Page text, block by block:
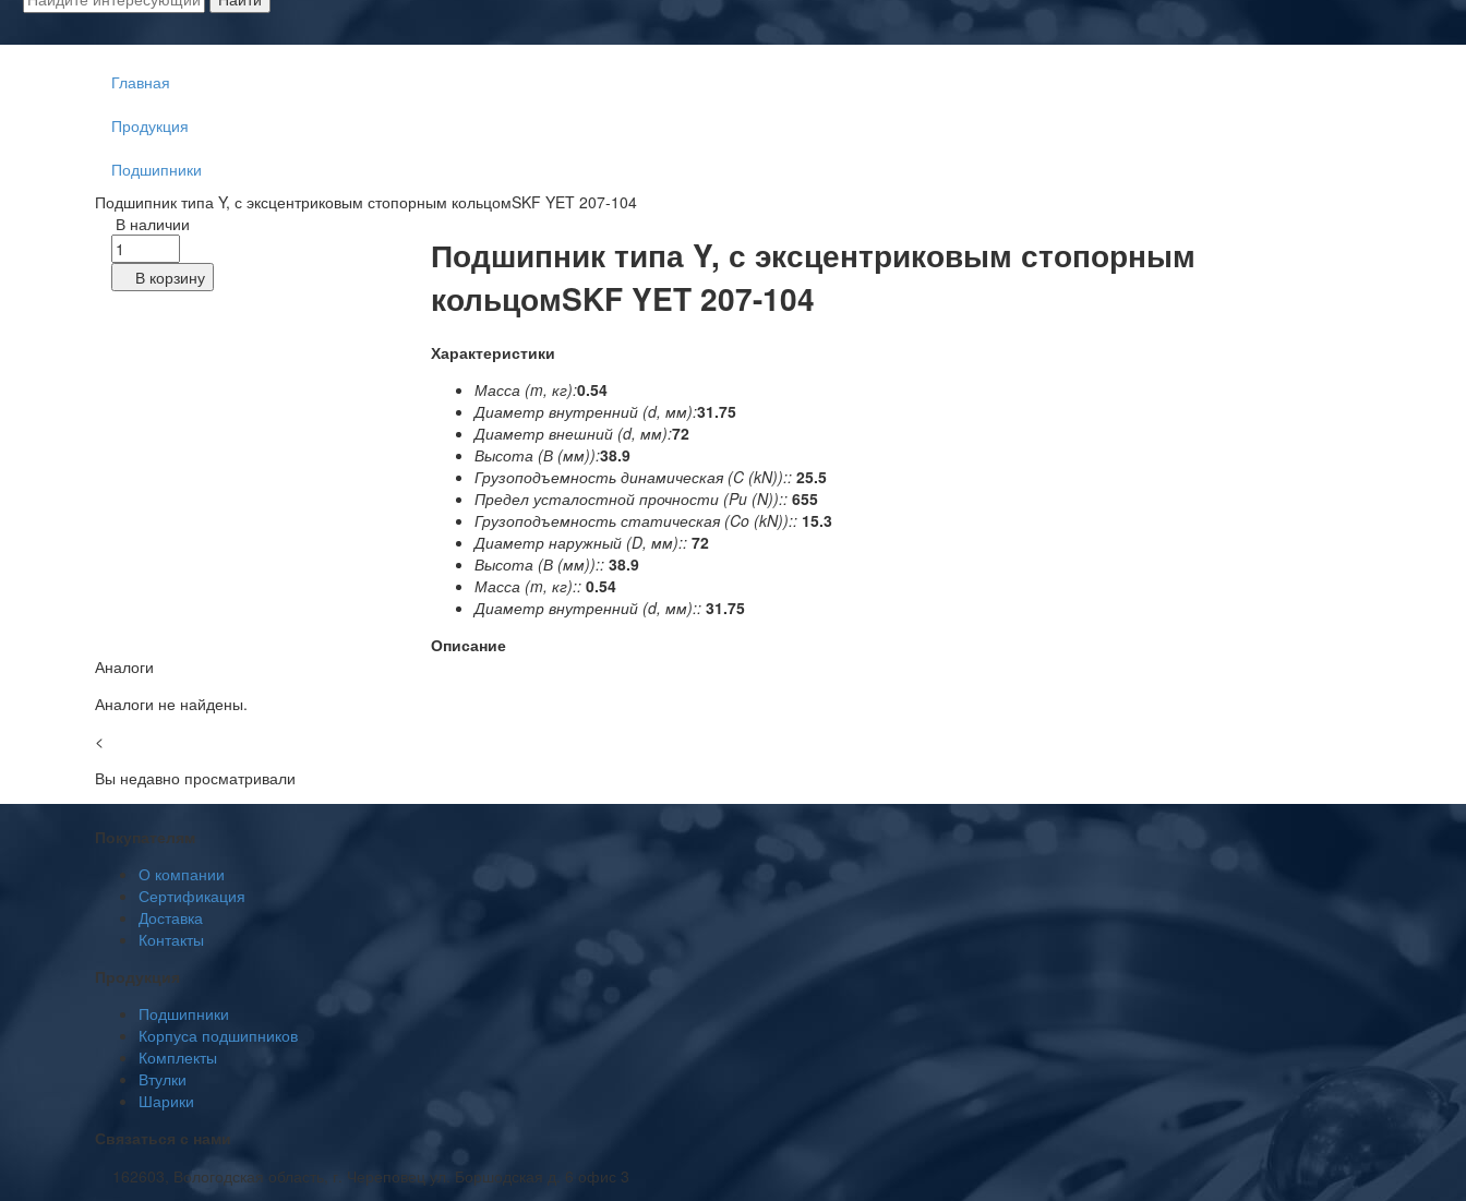
Главная
Продукция
Подшипники
Подшипник типа Y, с эксцентриковым стопорным кольцомSKF YET 207-104
В наличии
В корзину
Подшипник типа Y, с эксцентриковым стопорным
кольцомSKF YET 207-104
Характеристики
Масса (m, кг):0.54
Диаметр внутренний (d, мм):31.75
Диаметр внешний (d, мм):72
Высота (В (мм)):38.9
Грузоподъемность динамическая (C (kN)):: 25.5
Предел усталостной прочности (Pu (N)):: 655
Грузоподъемность статическая (Co (kN)):: 15.3
Диаметр наружный (D, мм):: 72
Высота (В (мм)):: 38.9
Масса (m, кг):: 0.54
Диаметр внутренний (d, мм):: 31.75
Описание
Аналоги
Аналоги не найдены.
<
Вы недавно просматривали
Покупателям
О компании
Сертификация
Доставка
Контакты
Продукция
Подшипники
Корпуса подшипников
Комплекты
Втулки
Шарики
Связаться с нами
162603, Вологодская область, г. Череповец ул. Боршодская д. 6 офис 3